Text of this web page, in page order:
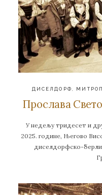
ДИСЕЛДОРФ
Прослава
У недељу тридесет и
2025. године, Његово
диселдорфско-